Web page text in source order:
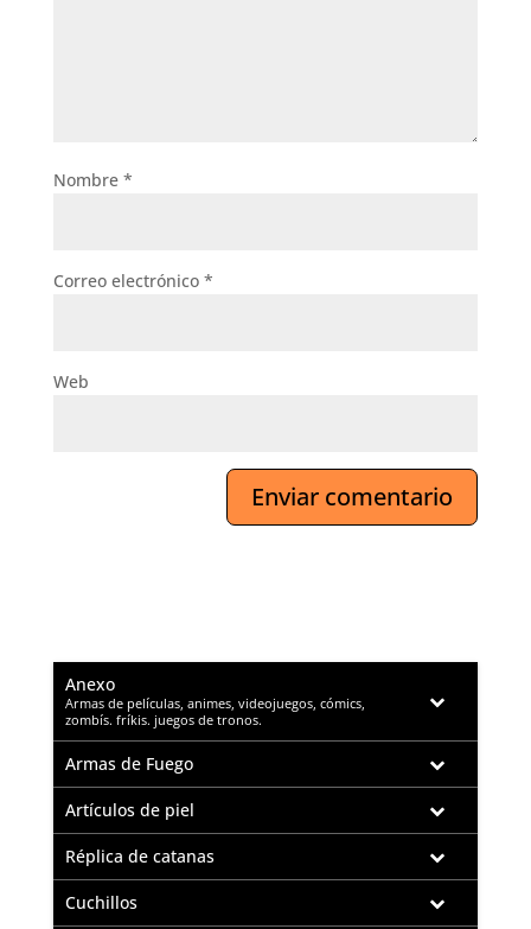
Nombre *
Correo electrónico *
Web
Anexo
–
Armas de películas, animes, videojuegos, cómics,
zombís. fríkis. juegos de tronos.
Armas de Fuego
Artículos de piel
Réplica de catanas
Cuchillos